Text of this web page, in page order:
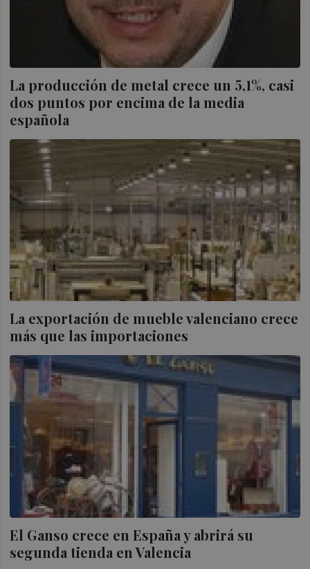
La producción de metal crece un 5,1%, casi
dos puntos por encima de la media
española
La exportación de mueble valenciano crece
más que las importaciones
El Ganso crece en España y abrirá su
segunda tienda en Valencia